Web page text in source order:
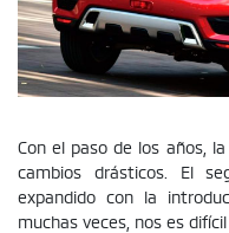
Con el paso de los años,
cambios drásticos. El
expandido con la
muchas veces, nos es